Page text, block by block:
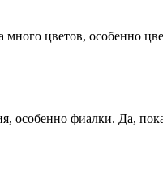
цветов, особенно
особенно фиалки. Да,